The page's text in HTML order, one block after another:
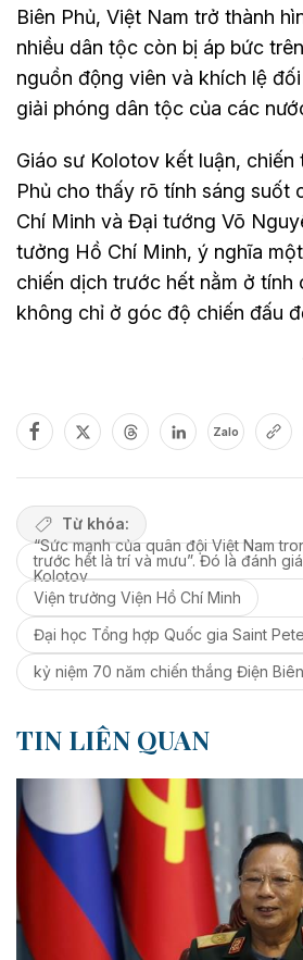
Biên Phủ, Việt Nam trở thành
nhiều dân tộc còn bị áp bức
nguồn động viên và khích lệ
giải phóng dân tộc của các
Giáo sư Kolotov kết luận, chiến
Phủ cho thấy rõ tính sáng suốt
Chí Minh và Đại tướng Võ
tưởng Hồ Chí Minh, ý nghĩa
chiến dịch trước hết nằm ở tính
không chỉ ở góc độ chiến đấu
Zalo
Từ khóa:
“Sức mạnh của quân đội Việt Nam
trước hết là trí và mưu”. Đó là đánh
Kolotov
Viện trưởng Viện Hồ Chí Minh
Đại học Tổng hợp Quốc gia Saint
kỷ niệm 70 năm chiến thắng Điện
TIN LIÊN QUAN